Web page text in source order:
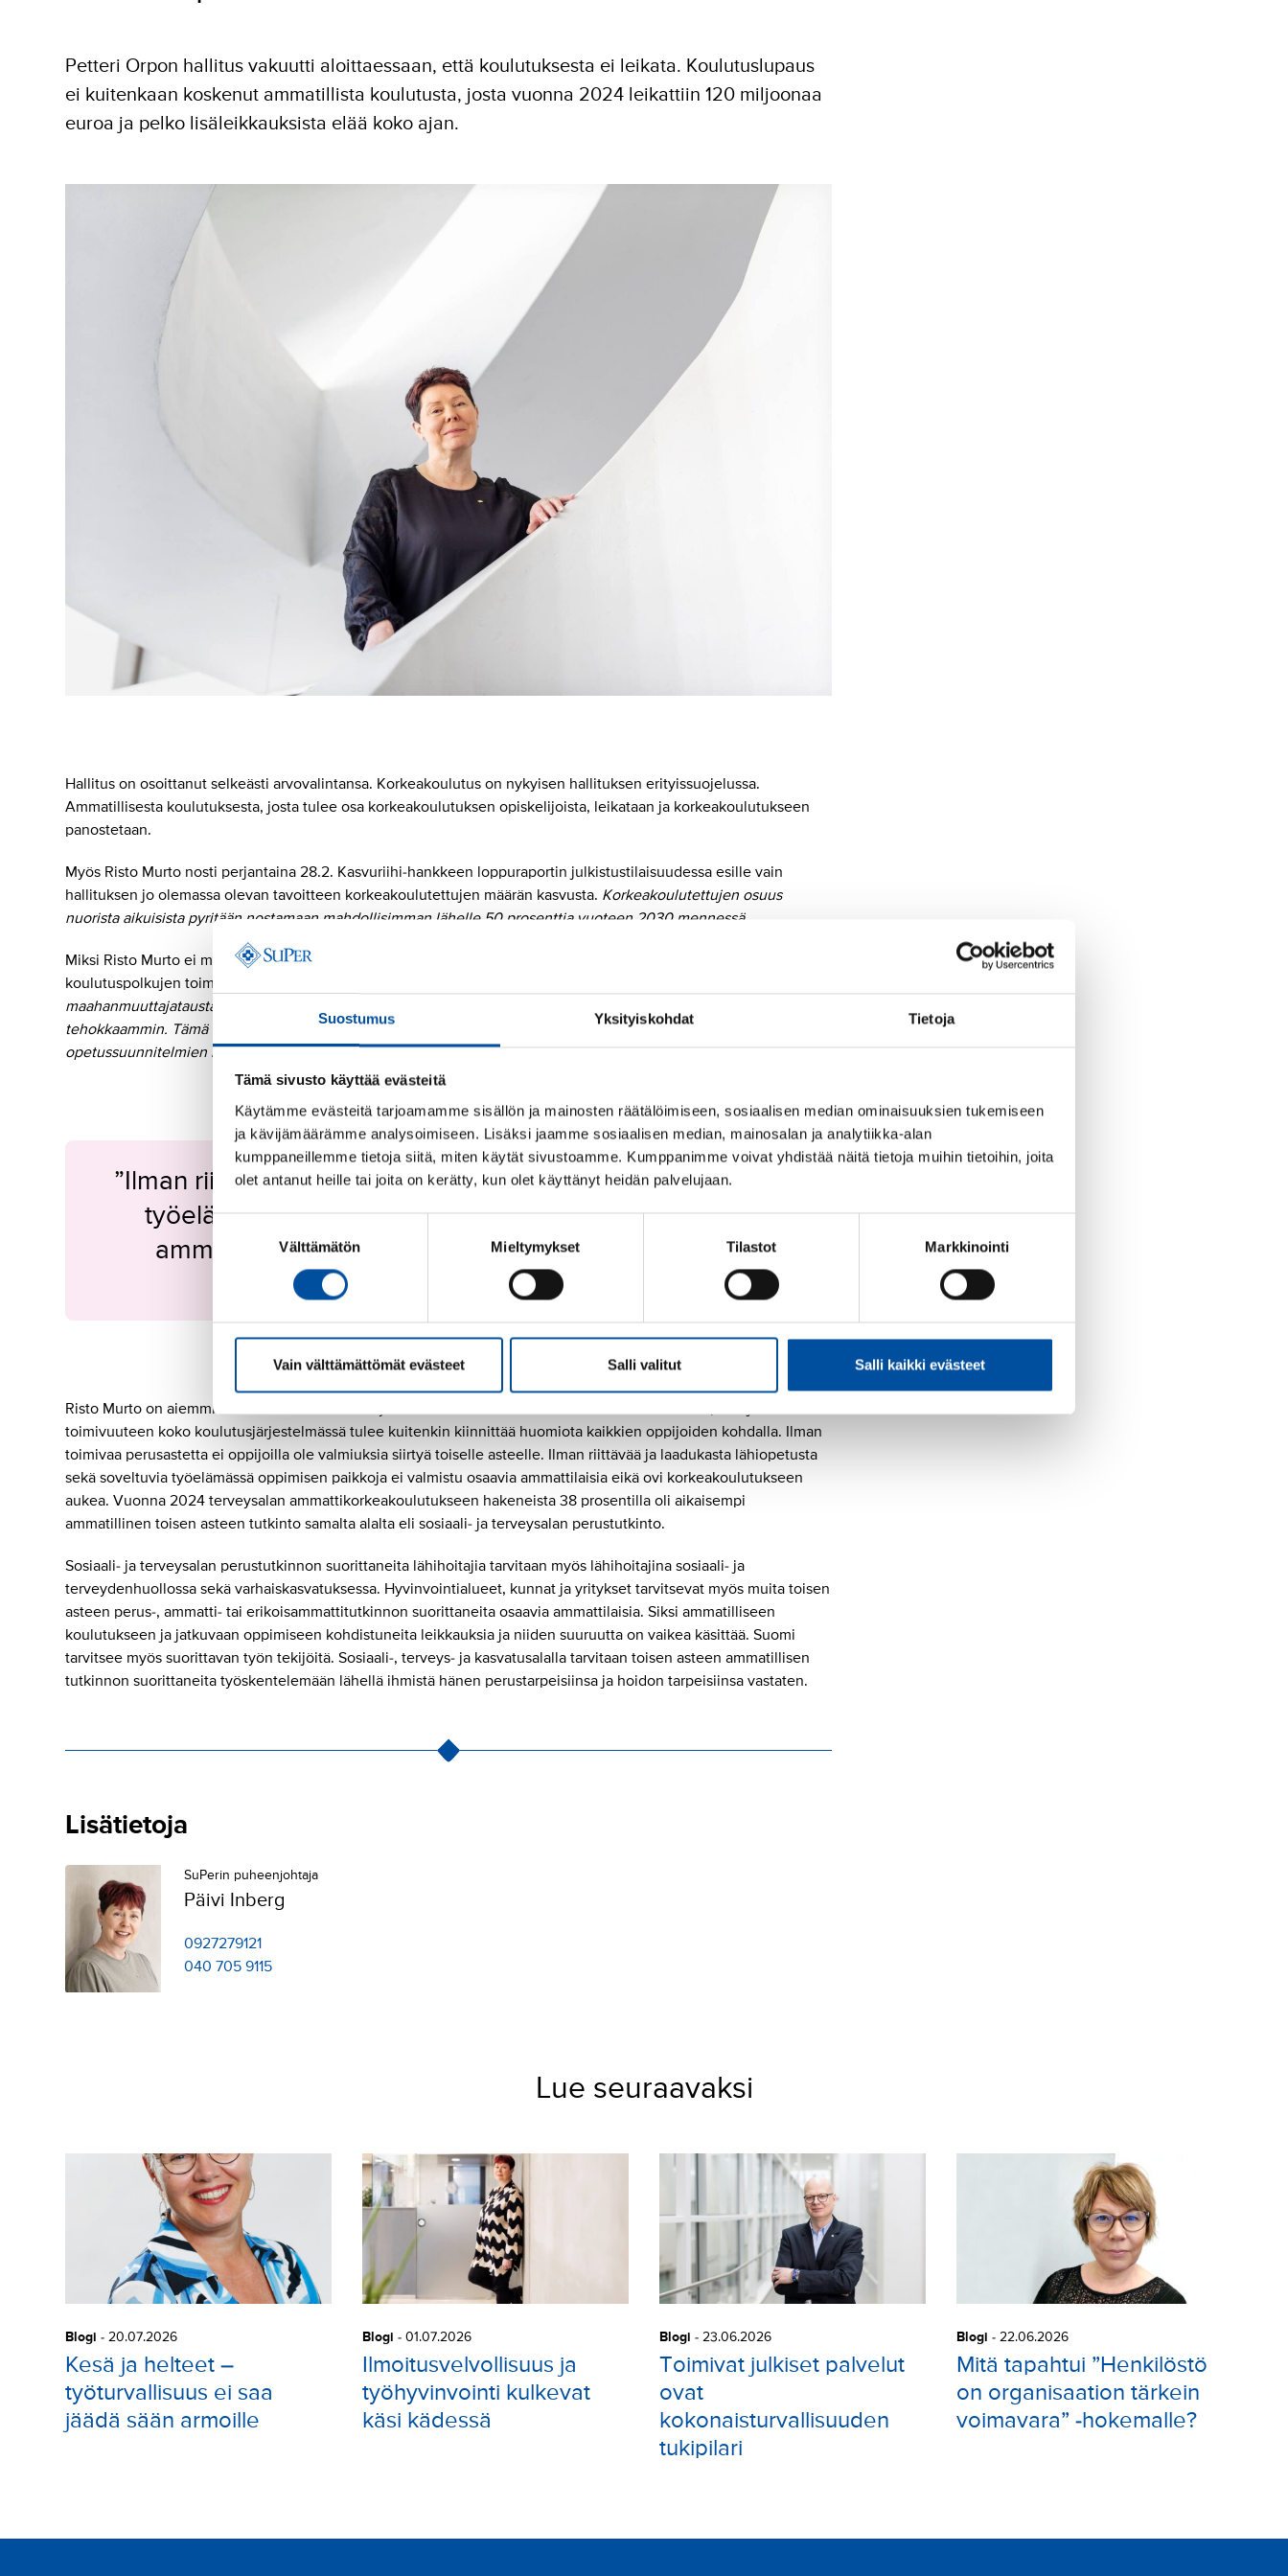
Suostumus Yksityiskohdat Tietoja
Tämä sivusto käyttää evästeitä
Käytämme evästeitä tarjoamamme sisällön ja mainosten räätälöimiseen, sosiaalisen median ominaisuuksien tukemiseen
ja kävijämäärämme analysoimiseen. Lisäksi jaamme sosiaalisen median, mainosalan ja analytiikka-alan
kumppaneillemme tietoja siitä, miten käytät sivustoamme. Kumppanimme voivat yhdistää näitä tietoja muihin tietoihin, joita
olet antanut heille tai joita on kerätty, kun olet käyttänyt heidän palvelujaan.
Suostumuksen
Välttämätön Mieltymykset Tilastot Markkinointi
Vain välttämättömät evästeet Salli valitut Salli kaikki evästeet
Petteri Orpon hallitus vakuutti aloittaessaan, että koulutuksesta ei leikata. Koulutuslupaus
ei kuitenkaan koskenut ammatillista koulutusta, josta vuonna 2024 leikattiin 120 miljoonaa
euroa ja pelko lisäleikkauksista elää koko ajan.
Hallitus on osoittanut selkeästi arvovalintansa. Korkeakoulutus on nykyisen hallituksen erityissuojelussa.
Ammatillisesta koulutuksesta, josta tulee osa korkeakoulutuksen opiskelijoista, leikataan ja korkeakoulutukseen
panostetaan.
Myös Risto Murto nosti perjantaina 28.2. Kasvuriihi-hankkeen loppuraportin julkistustilaisuudessa esille vain
hallituksen jo olemassa olevan tavoitteen korkeakoulutettujen määrän kasvusta. Korkeakoulutettujen osuus
nuorista aikuisista pyritään nostamaan mahdollisimman lähelle 50 prosenttia vuoteen 2030 mennessä.
Miksi Risto Murto ei median edessä nostanut esiin myös työryhmän ehdotusta huomion kiinnittämisestä
koulutuspolkujen toimivuuteen koko koulutusjärjestelmässä?
maahanmuuttajataustaisten opiskelijoiden hakeutumista ammatti- tai korkeakoulutukseen on tuettava nykyistä
tehokkaammin. Tämä edellyttää toimenpiteitä jo perus- ja toisen asteen koulutuksessa, muun muassa
opetussuunnitelmien kehittämistä ja kohdennettuja tukitoimia.
”Ilman riittävää ja laadukasta lähiopetusta sekä soveltuvia
työelämässä oppimisen paikkoja ei valmistu osaavia
ammattilaisia eikä ovi korkeakoulutukseen aukea.”
Risto Murto on aiemminkin ollut huolissaan erityisesti nuorten miesten koulutustasosta. Koulutuspolkujen
toimivuuteen koko koulutusjärjestelmässä tulee kuitenkin kiinnittää huomiota kaikkien oppijoiden kohdalla. Ilman
toimivaa perusastetta ei oppijoilla ole valmiuksia siirtyä toiselle asteelle. Ilman riittävää ja laadukasta lähiopetusta
sekä soveltuvia työelämässä oppimisen paikkoja ei valmistu osaavia ammattilaisia eikä ovi korkeakoulutukseen
aukea. Vuonna 2024 terveysalan ammattikorkeakoulutukseen hakeneista 38 prosentilla oli aikaisempi
ammatillinen toisen asteen tutkinto samalta alalta eli sosiaali- ja terveysalan perustutkinto.
Sosiaali- ja terveysalan perustutkinnon suorittaneita lähihoitajia tarvitaan myös lähihoitajina sosiaali- ja
terveydenhuollossa sekä varhaiskasvatuksessa. Hyvinvointialueet, kunnat ja yritykset tarvitsevat myös muita toisen
asteen perus-, ammatti- tai erikoisammattitutkinnon suorittaneita osaavia ammattilaisia. Siksi ammatilliseen
koulutukseen ja jatkuvaan oppimiseen kohdistuneita leikkauksia ja niiden suuruutta on vaikea käsittää. Suomi
tarvitsee myös suorittavan työn tekijöitä. Sosiaali-, terveys- ja kasvatusalalla tarvitaan toisen asteen ammatillisen
tutkinnon suorittaneita työskentelemään lähellä ihmistä hänen perustarpeisiinsa ja hoidon tarpeisiinsa vastaten.
Lisätietoja
SuPerin puheenjohtaja
Päivi Inberg
0927279121
040 705 9115
Lue seuraavaksi
Blogi - 20.07.2026
Kesä ja helteet –
työturvallisuus ei saa
jäädä sään armoille
Blogi - 01.07.2026
Ilmoitusvelvollisuus ja
työhyvinvointi kulkevat
käsi kädessä
Blogi - 23.06.2026
Toimivat julkiset palvelut
ovat
kokonaisturvallisuuden
tukipilari
Blogi - 22.06.2026
Mitä tapahtui ”Henkilöstö
on organisaation tärkein
voimavara” -hokemalle?